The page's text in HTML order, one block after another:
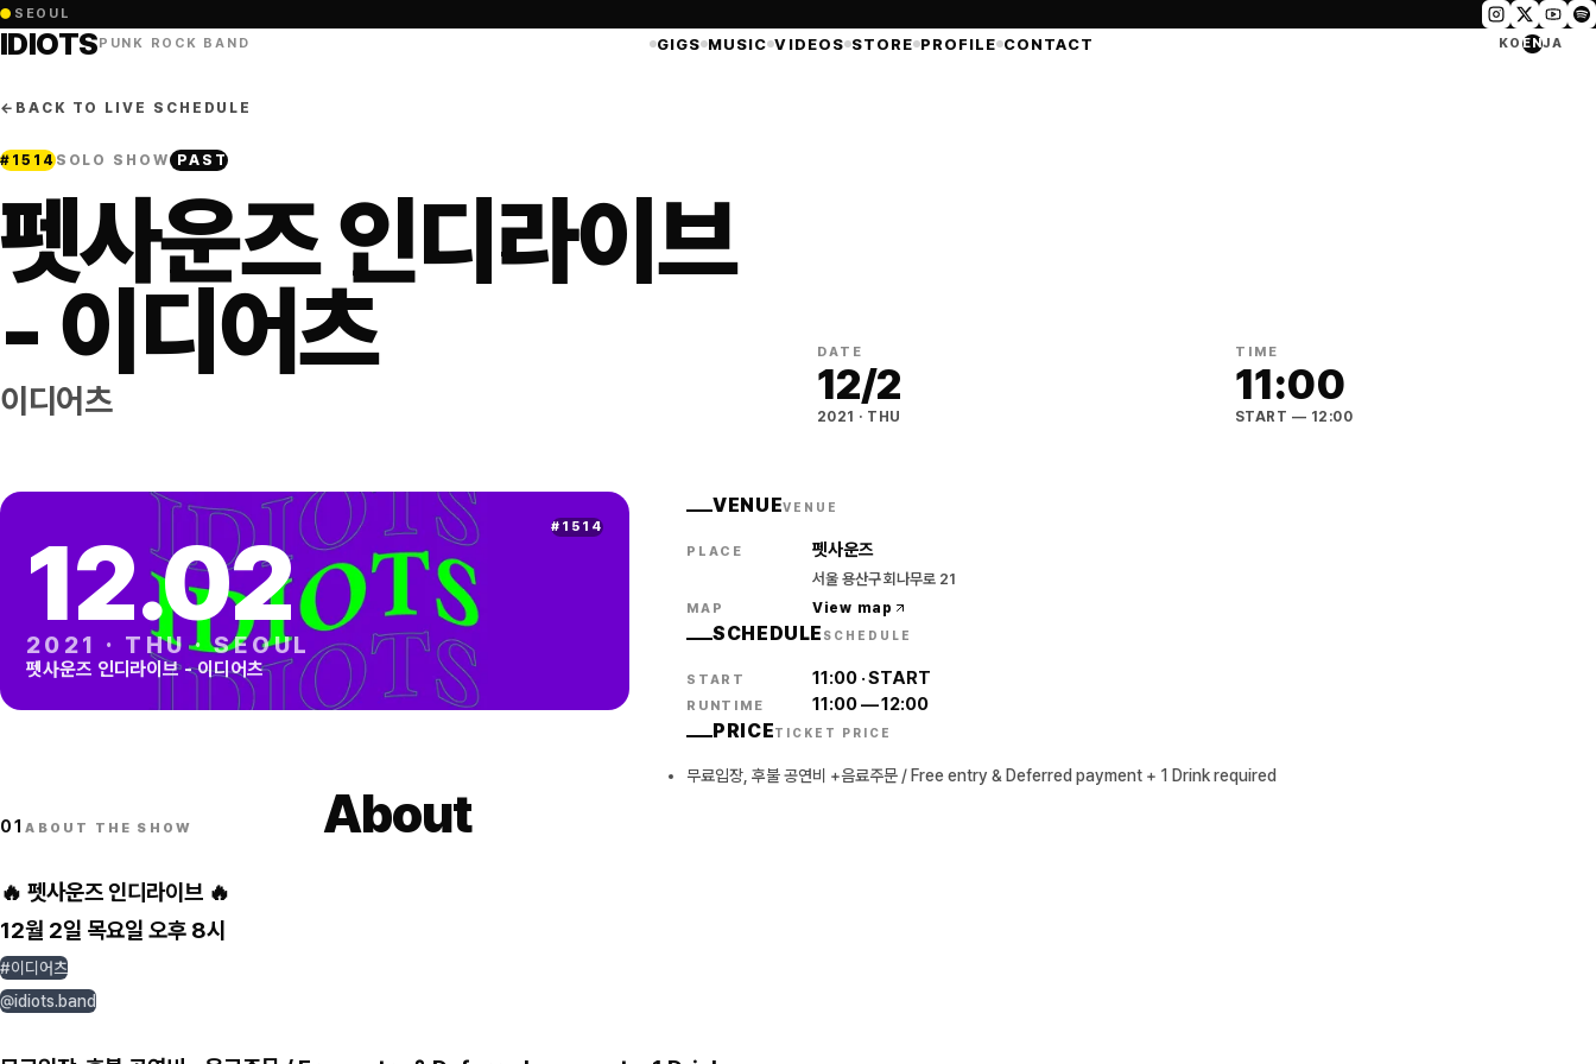
● SEOUL
IDIOTSPUNK ROCK BAND GIGS MUSIC VIDEOS STORE PROFILE CONTACT KO ENJA
← BACK TO LIVE SCHEDULE
# 1514SOLO SHOW PAST
펫사운즈 인디라이브
- 이디어츠
이디어츠
DATE
12/2
2021 · THU
TIME
11:00
START — 12:00
# 1514
12.02
2021 · THU ·SEOUL
펫사운즈 인디라이브 - 이디어츠
VENUEVENUE
PLACE 펫사운즈
서울 용산구 회나무로 21
MAP View map
SCHEDULE SCHEDULE
START 11:00·START
RUNTIME 11:00—12:00
PRICETICKET PRICE
무료입장, 후불 공연비 +음료주문 / Free entry & Deferred payment + 1 Drink required
01ABOUT THE SHOW About
🔥 펫사운즈 인디라이브 🔥
12월 2일 목요일 오후 8시
#이디어츠
@idiots.band